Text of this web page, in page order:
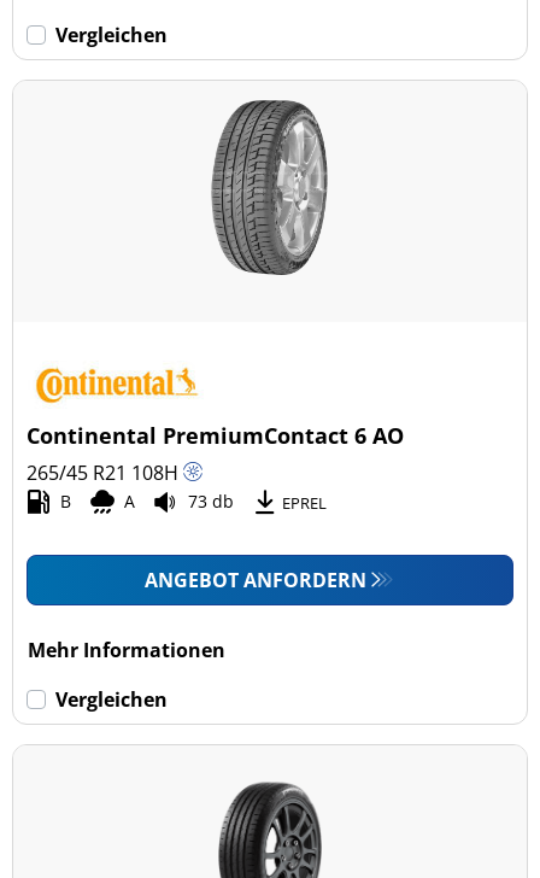
Vergleichen
Continental PremiumContact 6 AO
265/45 R21 108H
B A 73 db EPREL
ANGEBOT ANFORDERN
Mehr Informationen
Vergleichen